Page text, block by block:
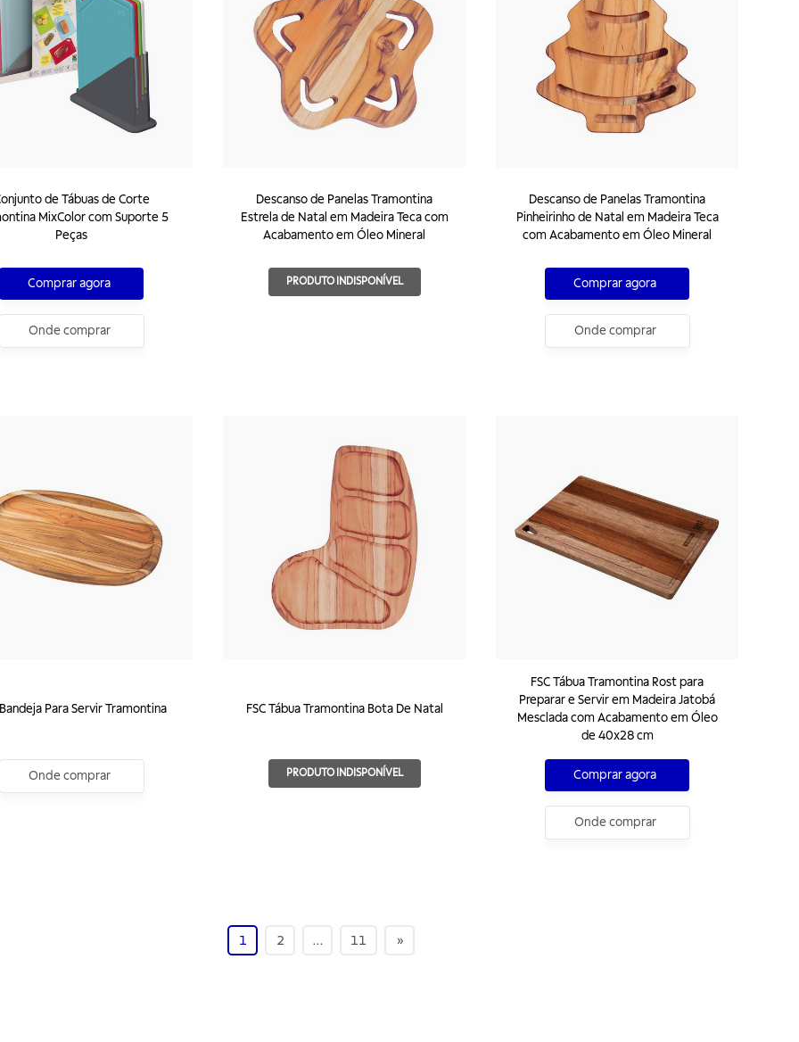
de Tábuas de Corte
MixColor com Suporte 5
Peças
Comprar agora
Onde comprar
Descanso de Panelas Tramontina
Estrela de Natal em Madeira Teca com
Acabamento em Óleo Mineral
PRODUTO INDISPONÍVEL
Descanso de Panelas Tramontina
Pinheirinho de Natal em Madeira Teca
com Acabamento em Óleo Mineral
Comprar agora
Onde comprar
Bandeja Para Servir Tramontina
Onde comprar
FSC Tábua Tramontina Bota De Natal
PRODUTO INDISPONÍVEL
FSC Tábua Tramontina Rost para
Preparar e Servir em Madeira Jatobá
Mesclada com Acabamento em Óleo
de 40x28 cm
Comprar agora
Onde comprar
1 2 … 11 »